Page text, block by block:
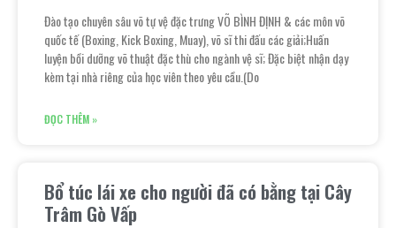
Đào tạo chuyên sâu võ tự vệ đặc trưng VÕ BÌNH ĐỊNH & các môn võ
quốc tế (Boxing, Kick Boxing, Muay), võ sĩ thi đấu các giải;Huấn
luyện bồi dưỡng võ thuật đặc thù cho ngành vệ sĩ; Đặc biệt nhận dạy
kèm tại nhà riêng của học viên theo yêu cầu.(Do
ĐỌC THÊM »
Bổ túc lái xe cho người đã có bằng tại Cây
Trâm Gò Vấp